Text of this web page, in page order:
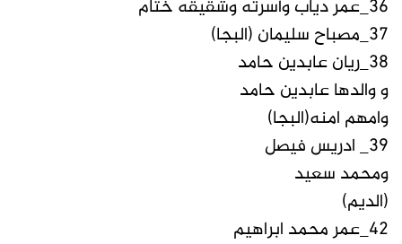
36_عمر دياب وأسرته وشقيقه ختام
37_مصباح سليمان (البجا)
38_ريان عابدين حامد
و والدها عابدين حامد
وامهم امنه(البجا)
39_ ادريس فيصل
ومحمد سعيد
(الديم)
42_عمر محمد ابراهيم